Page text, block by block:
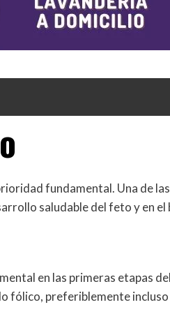
fundamental. Una de
saludable del feto y en
en las primeras etapas
fólico, preferiblemente incluso